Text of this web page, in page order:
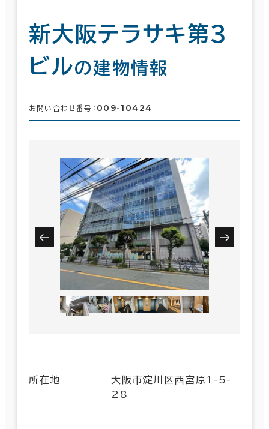
新大阪テラサキ第３
ビルの建物情報
お問い合わせ番号： 009-10424
所在地
大阪市淀川区西宮原1-5-
28